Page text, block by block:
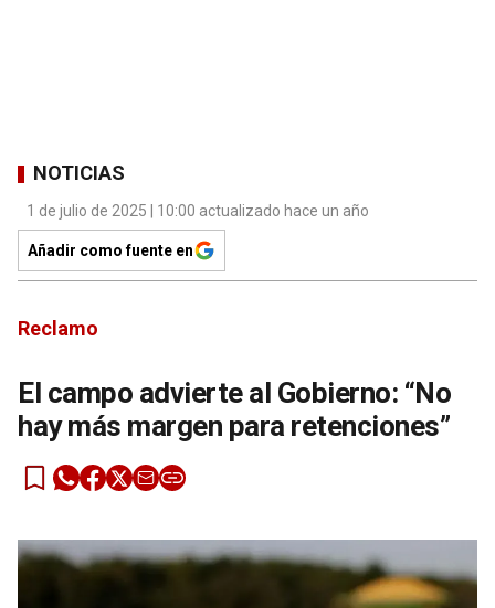
NOTICIAS
1 de julio de 2025 | 10:00 actualizado hace un año
Añadir como fuente en
Reclamo
El campo advierte al Gobierno: “No
hay más margen para retenciones”